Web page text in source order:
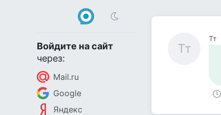
Войдите на сайт
через:
Mail.ru
Google
Яндекс
Тт
Тт